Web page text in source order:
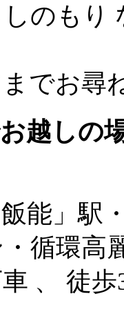
のもり
でお尋
越しの
能」駅
循環高
、 徒歩